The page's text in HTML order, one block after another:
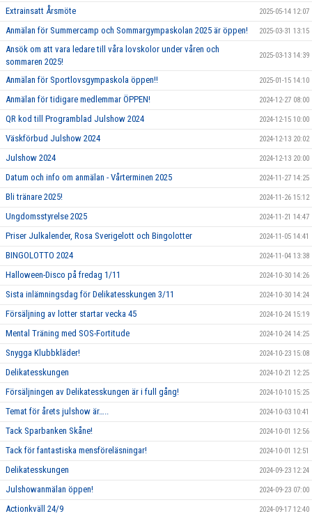
Extrainsatt Årsmöte 2025-05-14 12:07
Anmälan för Summercamp och Sommargympaskolan 2025 är öppen! 2025-03-31 13:15
Ansök om att vara ledare till våra lovskolor under våren och
sommaren 2025!
2025-03-13 14:39
Anmälan för Sportlovsgympaskola öppen!! 2025-01-15 14:10
Anmälan för tidigare medlemmar ÖPPEN! 2024-12-27 08:00
QR kod till Programblad Julshow 2024 2024-12-15 10:00
Väskförbud Julshow 2024 2024-12-13 20:02
Julshow 2024 2024-12-13 20:00
Datum och info om anmälan - Vårterminen 2025 2024-11-27 14:25
Bli tränare 2025! 2024-11-26 15:12
Ungdomsstyrelse 2025 2024-11-21 14:47
Priser Julkalender, Rosa Sverigelott och Bingolotter 2024-11-05 14:41
BINGOLOTTO 2024 2024-11-04 13:38
Halloween-Disco på fredag 1/11 2024-10-30 14:26
Sista inlämningsdag för Delikatesskungen 3/11 2024-10-30 14:24
Försäljning av lotter startar vecka 45 2024-10-24 15:19
Mental Träning med SOS-Fortitude 2024-10-24 14:25
Snygga Klubbkläder! 2024-10-23 15:08
Delikatesskungen 2024-10-21 12:25
Försäljningen av Delikatesskungen är i full gång! 2024-10-10 15:25
Temat för årets julshow är….. 2024-10-03 10:41
Tack Sparbanken Skåne! 2024-10-01 12:56
Tack för fantastiska mensföreläsningar! 2024-10-01 12:51
Delikatesskungen 2024-09-23 12:24
Julshowanmälan öppen! 2024-09-23 07:00
Actionkväll 24/9 2024-09-17 12:40